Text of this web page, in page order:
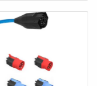
jeu d'adaptateurs
! La sécurité
un capteur
tout risque de
est connectée par
NRGKICK sur